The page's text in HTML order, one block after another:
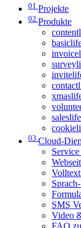
01 Projekte
02 Produkte
03 Cloud-
SMS
Video